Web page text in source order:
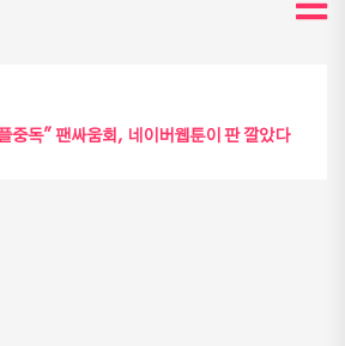
중독" 팬싸움회, 네이버웹툰이 판 깔았다